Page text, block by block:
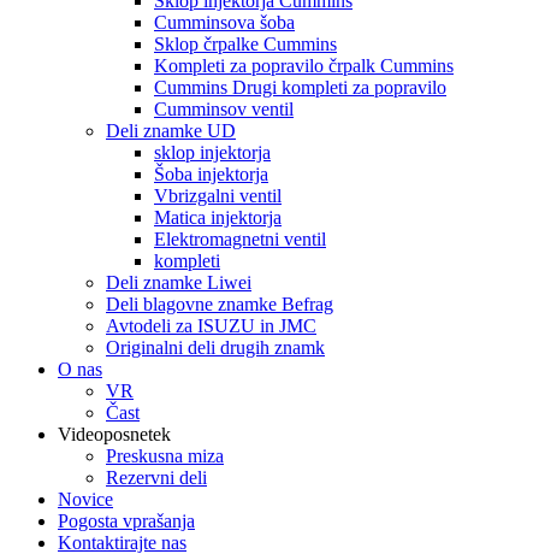
Cumminsova šoba
Sklop črpalke Cummins
Kompleti za popravilo črpalk Cummins
Cummins Drugi kompleti za popravilo
Cumminsov ventil
Deli znamke UD
sklop injektorja
Šoba injektorja
Vbrizgalni ventil
Matica injektorja
Elektromagnetni ventil
kompleti
Deli znamke Liwei
Deli blagovne znamke Befrag
Avtodeli za ISUZU in JMC
Originalni deli drugih znamk
O nas
VR
Čast
Videoposnetek
Preskusna miza
Rezervni deli
Novice
Pogosta vprašanja
Kontaktirajte nas